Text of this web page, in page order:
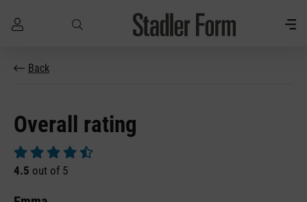
Skip to main content
Back
Overall rating
Average rating of 4.5 out of 5 stars
4.5 out of 5